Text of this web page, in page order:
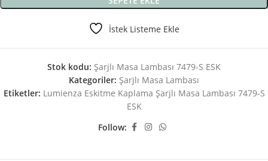
İstek Listeme Ekle
Stok kodu: Şarjlı Masa Lambası 7479-S ESK
Kategoriler: Şarjlı Masa Lambası
Etiketler: Lumienza Eskitme Kaplama Şarjlı Masa Lambası 7479-S
ESK
Follow: